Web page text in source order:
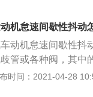
管或断开火花塞，
，如果发动机运转跟
断缸法”。
机怠速间歇性抖动
动机怠速间歇性抖
管或各种阀，其中
浓度过高或者过低
时间：2021-04-28